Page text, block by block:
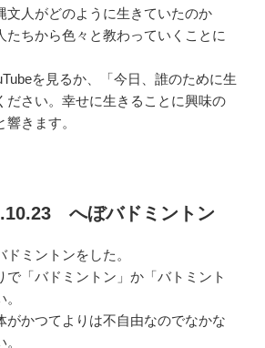
文人がどのように生きていたのか
たちから色々と教わっていくことに
を見るか、「今日、誰のために生
ださい。幸せに生きることに興味の
きます。
へぼバドミントン
ミントンをした。
で「バドミントン」か「バトミント
がかつてよりは不自由なのでなかな